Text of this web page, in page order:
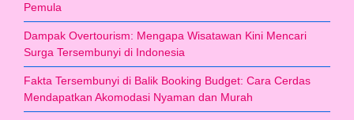
Pemula
Dampak Overtourism: Mengapa Wisatawan Kini Mencari
Surga Tersembunyi di Indonesia
Fakta Tersembunyi di Balik Booking Budget: Cara Cerdas
Mendapatkan Akomodasi Nyaman dan Murah